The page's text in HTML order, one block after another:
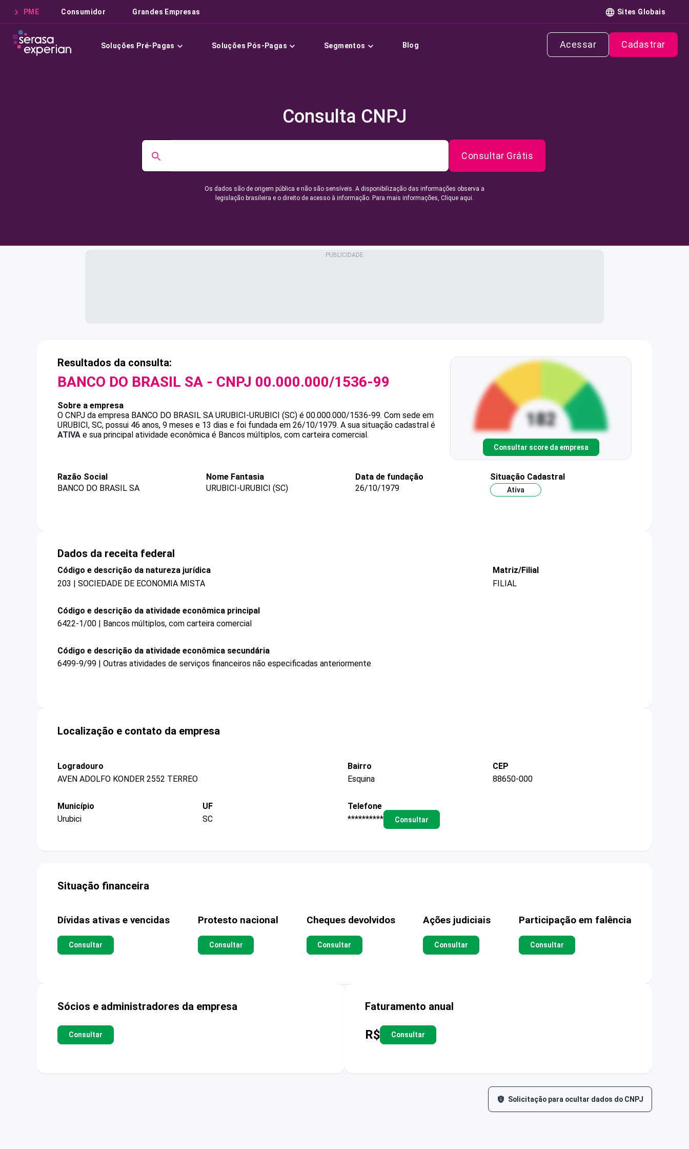
PME Consumidor Grandes Empresas Sites Globais
Soluções Pré-Pagas Soluções Pós-Pagas Segmentos Blog Acessar Cadastrar
Consulta CNPJ
Consultar Grátis
Os dados são de origem pública e não são sensíveis. A disponibilização das informações observa a
legislação brasileira e o direito de acesso à informação. Para mais informações, Clique aqui.
Resultados da consulta:
BANCO DO BRASIL SA - CNPJ 00.000.000/1536-99
Sobre a empresa
O CNPJ da empresa BANCO DO BRASIL SA URUBICI-URUBICI (SC) é 00.000.000/1536-99. Com sede em
URUBICI, SC, possui 46 anos, 9 meses e 13 dias e foi fundada em 26/10/1979. A sua situação cadastral é
ATIVA e sua principal atividade econômica é Bancos múltiplos, com carteira comercial.
Consultar score da empresa
Razão Social
BANCO DO BRASIL SA
Nome Fantasia
URUBICI-URUBICI (SC)
Data de fundação
26/10/1979
Situação Cadastral
Ativa
Dados da receita federal
Código e descrição da natureza jurídica
203 | SOCIEDADE DE ECONOMIA MISTA
Matriz/Filial
FILIAL
Código e descrição da atividade econômica principal
6422-1/00 | Bancos múltiplos, com carteira comercial
Código e descrição da atividade econômica secundária
6499-9/99 | Outras atividades de serviços financeiros não especificadas anteriormente
Localização e contato da empresa
Logradouro
AVEN ADOLFO KONDER 2552 TERREO
Bairro
Esquina
CEP
88650-000
Município
Urubici
UF
SC
Telefone
**********
Consultar
Situação financeira
Dívidas ativas e vencidas
Consultar
Protesto nacional
Consultar
Cheques devolvidos
Consultar
Ações judiciais
Consultar
Participação em falência
Consultar
Sócios e administradores da empresa
Consultar
Faturamento anual
R$ Consultar
Solicitação para ocultar dados do CNPJ